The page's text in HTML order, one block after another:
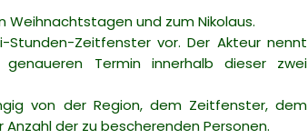
Weihnachtstagen und zum Nikolaus.
Stunden-Zeitfenster vor. Der Akteur nennt
Termin innerhalb dieser zwei
von der Region, dem Zeitfenster, dem
der zu bescherenden Personen.